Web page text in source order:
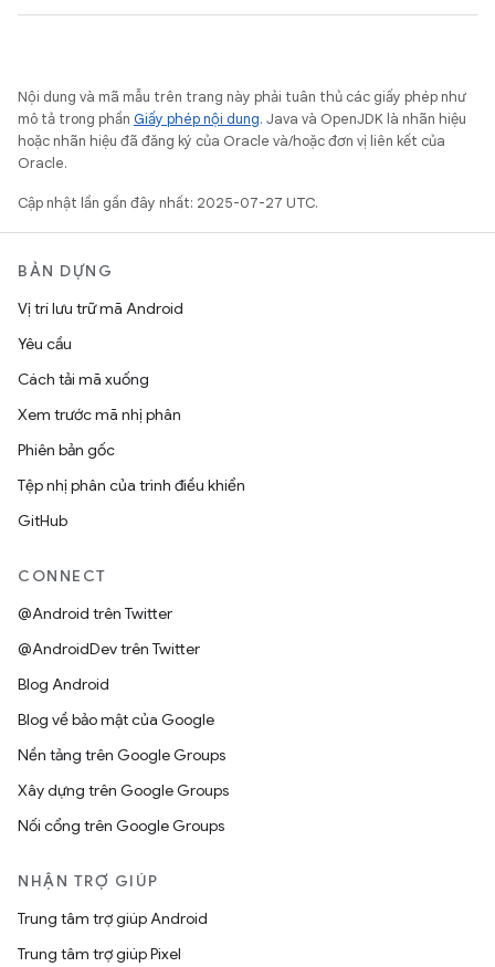
Nội dung và mã mẫu trên trang này phải tuân thủ các giấy phép như
mô tả trong phần Giấy phép nội dung. Java và OpenJDK là nhãn hiệu
hoặc nhãn hiệu đã đăng ký của Oracle và/hoặc đơn vị liên kết của
Oracle.
Cập nhật lần gần đây nhất: 2025-07-27 UTC.
BẢN DỰNG
Vị trí lưu trữ mã Android
Yêu cầu
Cách tải mã xuống
Xem trước mã nhị phân
Phiên bản gốc
Tệp nhị phân của trình điều khiển
GitHub
CONNECT
@Android trên Twitter
@AndroidDev trên Twitter
Blog Android
Blog về bảo mật của Google
Nền tảng trên Google Groups
Xây dựng trên Google Groups
Nối cổng trên Google Groups
NHẬN TRỢ GIÚP
Trung tâm trợ giúp Android
Trung tâm trợ giúp Pixel